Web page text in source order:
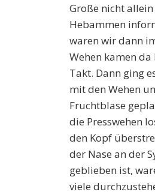
Große nicht
Hebammen
waren wir dann
Wehen kamen
Takt. Dann ging
mit den Wehen
Fruchtblase
die Presswehen
den Kopf
der Nase an der
geblieben ist,
viele